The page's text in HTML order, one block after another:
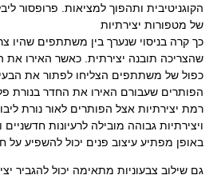
הקוגניטיבית ותהפוך למציאות. פרופסור
של מטפורות יצירתיות
כך קרה בניסוי שנערך בין משתתפים שהיו
שהצריכה תובנה יצירתית. כאשר האירו את
כפול של משתתפים הצליחו לפתור את
הפותרים שעבורם האירו את החדר בנורת
רמת יצירתיות אצל הפותרים לאור נורת
ויצירתיות גבוהה מובילה לרעיונות
באופן מפתיע עיצוב פנים יכול להשפיע על
גם שילוב צבעוניות מתאימה יכול להגביר